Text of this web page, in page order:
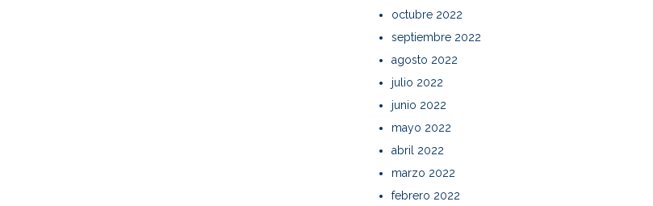
octubre 2022
septiembre 2022
agosto 2022
julio 2022
junio 2022
mayo 2022
abril 2022
marzo 2022
febrero 2022